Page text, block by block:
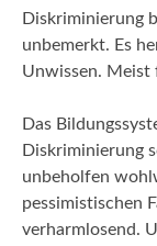
Diskriminierung
unbemerkt. Es
Unwissen. Meist
Das
Diskriminierung
unbeholfen
pessimistischen
verharmlosend.